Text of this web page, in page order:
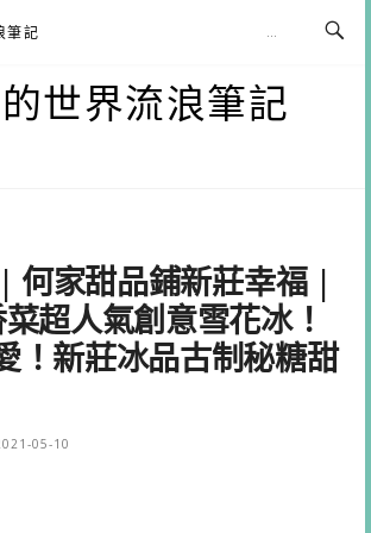
筆記
世界流浪筆記
何家甜品鋪新莊幸福 |
超人氣創意雪花冰！
！新莊冰品古制秘糖甜
05-10